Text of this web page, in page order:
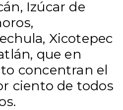
Izúcar de
Xicotepec
que en
concentran el
ciento de todos